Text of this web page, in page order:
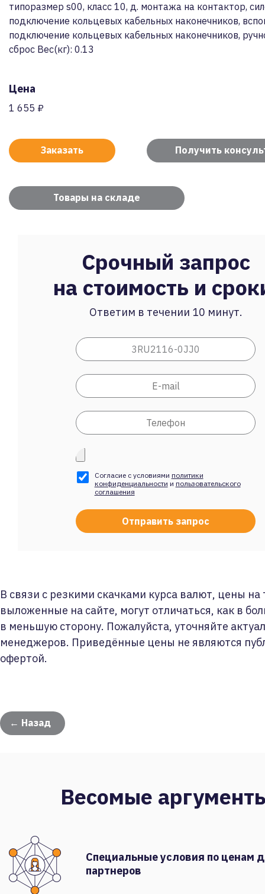
типоразмер s00, класс 10, д. монтажа на контактор,
подключение кольцевых кабельных наконечников,
подключение кольцевых кабельных наконечников,
сброс Вес(кг): 0.13
Цена
1 655 ₽
Заказать Получить
Товары на складе
Срочный запрос
на стоимость и
Ответим в течении 10 минут.
Согласие с условиями политики
конфиденциальности и пользовательского
соглашения
В связи с резкими скачками курса валют, цены на
выложенные на сайте, могут отличаться, как в
в меньшую сторону. Пожалуйста, уточняйте
менеджеров. Приведённые цены не являются
офертой.
← Назад
Весомые
Специальные условия по ценам
партнеров